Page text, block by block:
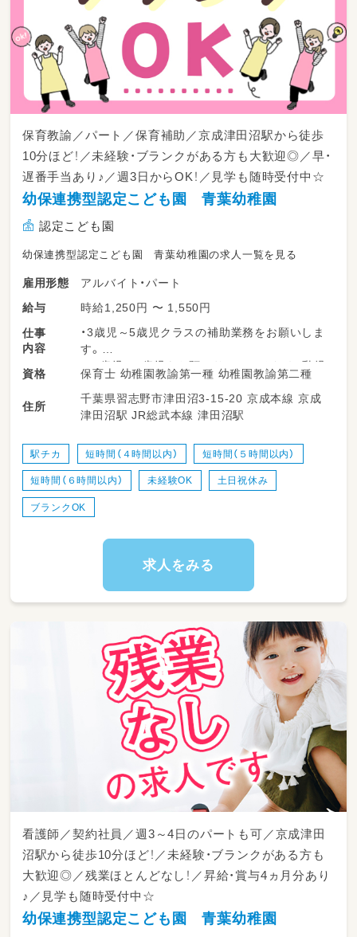
保育教諭／パート／保育補助／京成津田沼駅から徒歩
10分ほど！／未経験・ブランクがある方も大歓迎◎／早・
遅番手当あり♪／週3日からOK！／見学も随時受付中☆
幼保連携型認定こども園 青葉幼稚園
認定こども園
幼保連携型認定こども園 青葉幼稚園の求人一覧を見る
雇用形態
アルバイト・パート
給与
時給1,250円 〜 1,550円
仕事
内容
・3歳児～5歳児クラスの補助業務をお願いしま
す。
0歳児～2歳児もお預かりしているため、乳児
クラスをご希望の方も大歓迎です！
未経験の方やブランクがある方も、しっかりと
したフォロー体制が整っているため安心してお
資格 保育士 幼稚園教諭第一種 幼稚園教諭第二種
住所
千葉県習志野市津田沼3-15-20 京成本線 京成
津田沼駅 JR総武本線 津田沼駅
駅チカ 短時間（４時間以内） 短時間（５時間以内）
短時間（６時間以内） 未経験OK 土日祝休み
ブランクOK
求人をみる
看護師／契約社員／週3～4日のパートも可／京成津田
沼駅から徒歩10分ほど！／未経験・ブランクがある方も
大歓迎◎／残業ほとんどなし！／昇給・賞与4ヵ月分あり
♪／見学も随時受付中☆
幼保連携型認定こども園 青葉幼稚園